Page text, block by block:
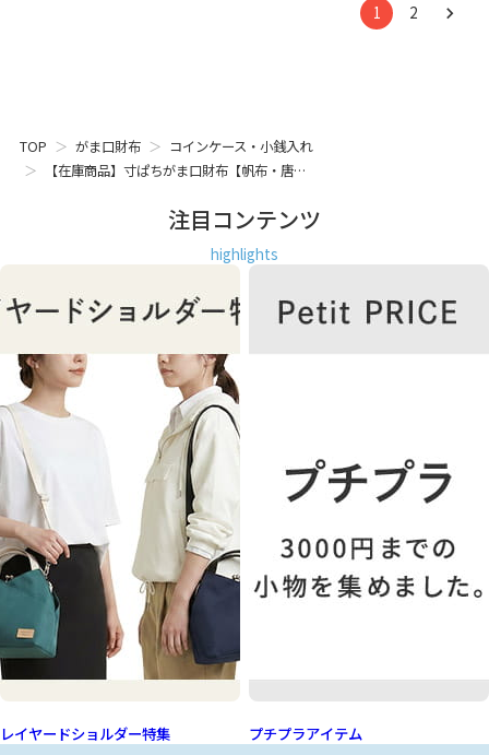
1 2
TOP がま口財布
コインケース・小銭入れ
【在庫商品】寸ぱちがま口財布【帆布・唐…
注目コンテンツ
highlights
レイヤードショルダー特集 プチプラアイテム